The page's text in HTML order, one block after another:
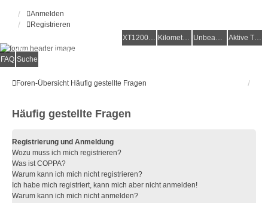
Anmelden
Registrieren
XT1200Z-Wiki
Kilometerstatistik Unbeantwortete Themen Aktive Themen
Alles rund um die Yamaha XT1200Z Super Ténéré
FAQ Suche
Foren-Übersicht Häufig gestellte Fragen
Häufig gestellte Fragen
Registrierung und Anmeldung
Wozu muss ich mich registrieren?
Was ist COPPA?
Warum kann ich mich nicht registrieren?
Ich habe mich registriert, kann mich aber nicht anmelden!
Warum kann ich mich nicht anmelden?